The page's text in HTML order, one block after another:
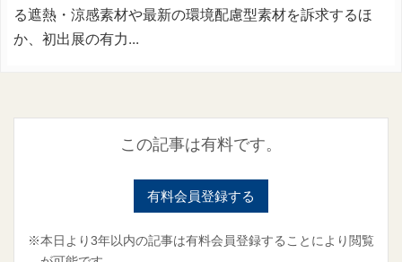
る遮熱・涼感素材や最新の環境配慮型素材を訴求するほ
か、初出展の有力...
この記事は有料です。
有料会員登録する
※本日より3年以内の記事は有料会員登録することにより閲覧